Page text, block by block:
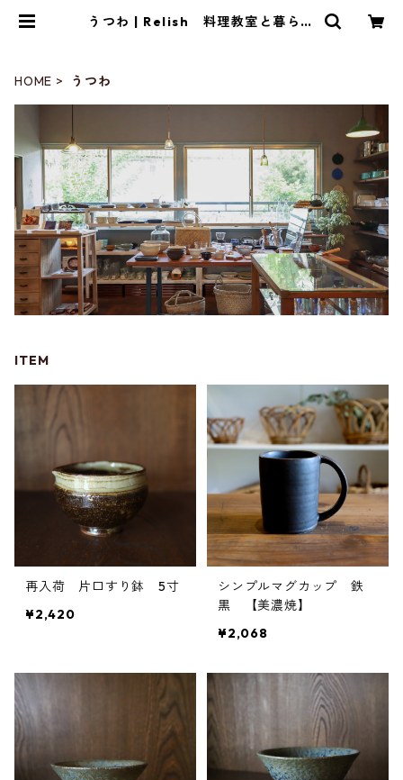
うつわ | Relish 料理教室と暮らし
HOME うつわ
ITEM
再入荷 片口すり鉢 5寸
¥2,420
シンプルマグカップ 鉄
黒 【美濃焼】
¥2,068